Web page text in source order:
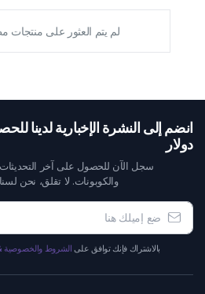
لم يتم العثور على منتجات
دولار
سجل الآن للحصول على آخر
والكوبونات. لا تقلق، نحن
بالاشتراك فإنك توافق على الشروط والخصوصية &